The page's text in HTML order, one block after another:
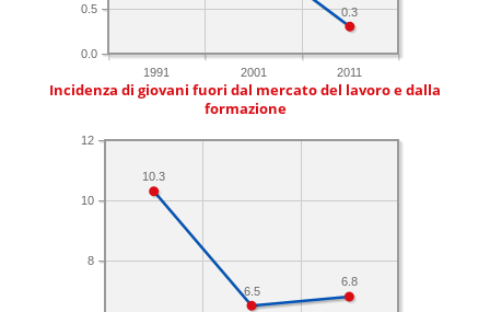
1991 2001 2011
0.0
0.5 0.3
Incidenza di giovani fuori dal mercato del lavoro e dalla
formazione
8
10
12
6.8
6.5
10.3